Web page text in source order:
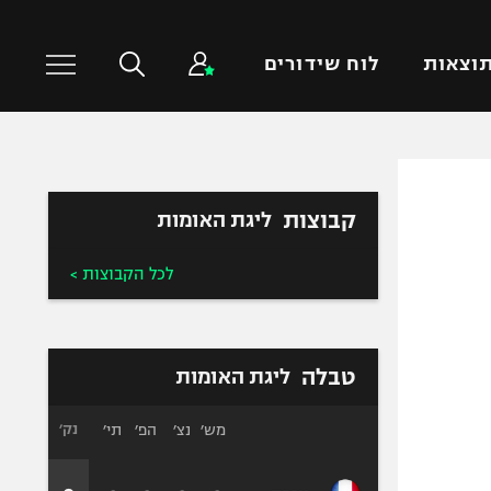
תוצאות לוח שידורים
טניס
ספורט אולימפי
קבוצות ליגת האומות
לכל הקבוצות >
טבלה ליגת האומות
מש׳ נצ׳ הפ׳ תי׳ נק׳